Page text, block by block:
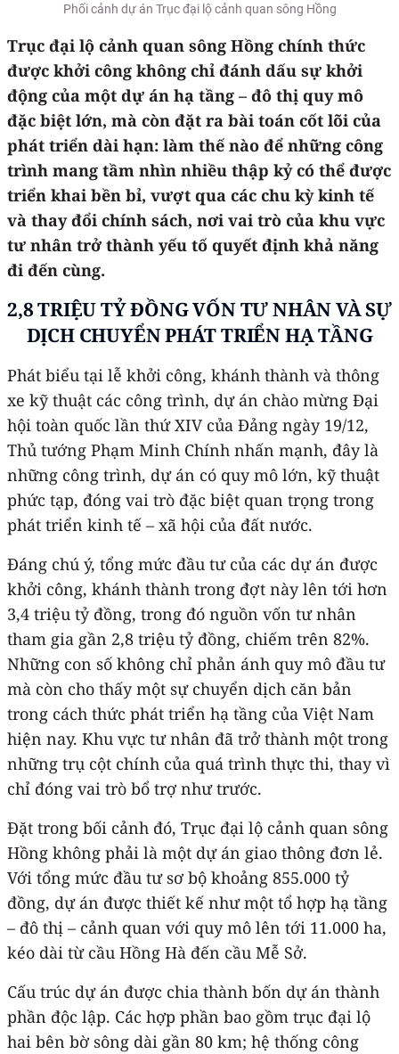
Phối cảnh dự án Trục đại lộ cảnh quan sông Hồng
Trục đại lộ cảnh quan sông Hồng chính thức
được khởi công không chỉ đánh dấu sự khởi
động của một dự án hạ tầng – đô thị quy mô
đặc biệt lớn, mà còn đặt ra bài toán cốt lõi của
phát triển dài hạn: làm thế nào để những công
trình mang tầm nhìn nhiều thập kỷ có thể được
triển khai bền bỉ, vượt qua các chu kỳ kinh tế
và thay đổi chính sách, nơi vai trò của khu vực
tư nhân trở thành yếu tố quyết định khả năng
đi đến cùng.
2,8 TRIỆU TỶ ĐỒNG VỐN TƯ NHÂN VÀ SỰ
DỊCH CHUYỂN PHÁT TRIỂN HẠ TẦNG
Phát biểu tại lễ khởi công, khánh thành và thông
xe kỹ thuật các công trình, dự án chào mừng Đại
hội toàn quốc lần thứ XIV của Đảng ngày 19/12,
Thủ tướng Phạm Minh Chính nhấn mạnh, đây là
những công trình, dự án có quy mô lớn, kỹ thuật
phức tạp, đóng vai trò đặc biệt quan trọng trong
phát triển kinh tế – xã hội của đất nước.
Đáng chú ý, tổng mức đầu tư của các dự án được
khởi công, khánh thành trong đợt này lên tới hơn
3,4 triệu tỷ đồng, trong đó nguồn vốn tư nhân
tham gia gần 2,8 triệu tỷ đồng, chiếm trên 82%.
Những con số không chỉ phản ánh quy mô đầu tư
mà còn cho thấy một sự chuyển dịch căn bản
trong cách thức phát triển hạ tầng của Việt Nam
hiện nay. Khu vực tư nhân đã trở thành một trong
những trụ cột chính của quá trình thực thi, thay vì
chỉ đóng vai trò bổ trợ như trước.
Đặt trong bối cảnh đó, Trục đại lộ cảnh quan sông
Hồng không phải là một dự án giao thông đơn lẻ.
Với tổng mức đầu tư sơ bộ khoảng 855.000 tỷ
đồng, dự án được thiết kế như một tổ hợp hạ tầng
– đô thị – cảnh quan với quy mô lên tới 11.000 ha,
kéo dài từ cầu Hồng Hà đến cầu Mễ Sở.
Cấu trúc dự án được chia thành bốn dự án thành
phần độc lập. Các hợp phần bao gồm trục đại lộ
hai bên bờ sông dài gần 80 km; hệ thống công